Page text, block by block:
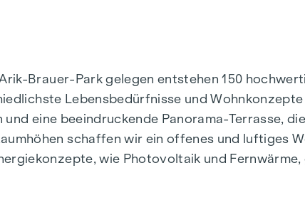
Brauer-Park gelegen entstehen 150
Lebensbedürfnisse und
eine beeindruckende Panorama-Terrasse,
schaffen wir ein offenes und luftiges
wie Photovoltaik und